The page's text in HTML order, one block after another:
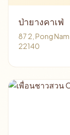
ป่ายางคาเฟ่
87 2, Pong
22140